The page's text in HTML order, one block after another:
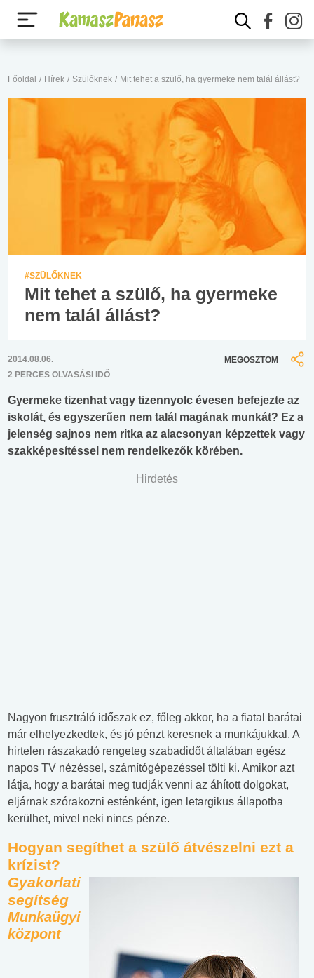
Főoldal / Hírek / Szülőknek / Mit tehet a szülő, ha gyermeke nem talál állást?
#SZÜLŐKNEK
Mit tehet a szülő, ha gyermeke
nem talál állást?
2014.08.06.
2 PERCES OLVASÁSI IDŐ
MEGOSZTOM
Gyermeke tizenhat vagy tizennyolc évesen befejezte az
iskolát, és egyszerűen nem talál magának munkát? Ez a
jelenség sajnos nem ritka az alacsonyan képzettek vagy
szakképesítéssel nem rendelkezők körében.
Hirdetés
Nagyon frusztráló időszak ez, főleg akkor, ha a fiatal barátai
már elhelyezkedtek, és jó pénzt keresnek a munkájukkal. A
hirtelen rászakadó rengeteg szabadidőt általában egész
napos TV nézéssel, számítógépezéssel tölti ki. Amikor azt
látja, hogy a barátai meg tudják venni az áhított dolgokat,
eljárnak szórakozni esténként, igen letargikus állapotba
kerülhet, mivel neki nincs pénze.
Hogyan segíthet a szülő átvészelni ezt a
krízist?
Gyakorlati
segítség
Munkaügyi
központ